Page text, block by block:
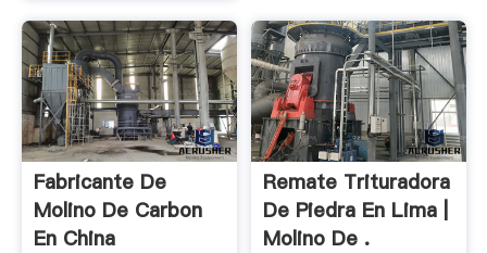
Fabricante De
Molino De Carbon
En China
Remate Trituradora
De Piedra En Lima |
Molino De .